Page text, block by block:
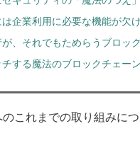
企業利用に必要な機能が欠
、それでもためらうブロッ
する魔法のブロックチェー
これまでの取り組みにつ